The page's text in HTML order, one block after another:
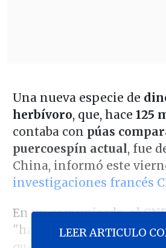
Una nueva especie de
herbívoro, que, hace 125
contaba con púas
puercoespín actual, fue
China, informó este
investigaciones francés
En un comunicado, el
"hasta ahora,no existía
LEER ARTICULO